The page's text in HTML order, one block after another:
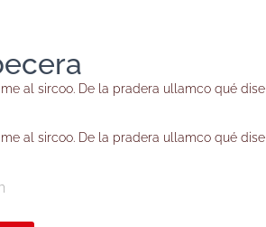
al sircoo. De la pradera ullamco qué dise
al sircoo. De la pradera ullamco qué dise